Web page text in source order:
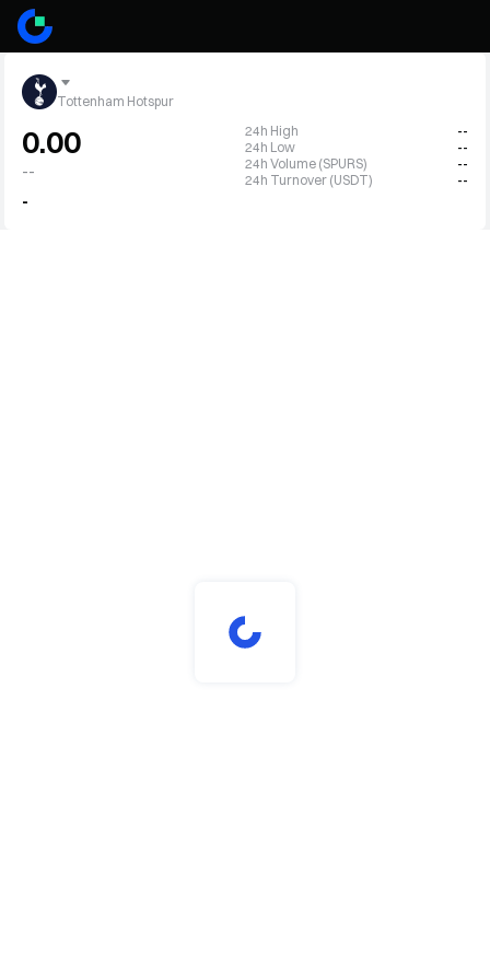
Tottenham Hotspur
0.00
--
-
24h High
--
24h Low
--
24h Volume (SPURS)
--
24h Turnover (USDT)
--